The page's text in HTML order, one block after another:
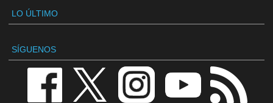
LO ÚLTIMO
SÍGUENOS